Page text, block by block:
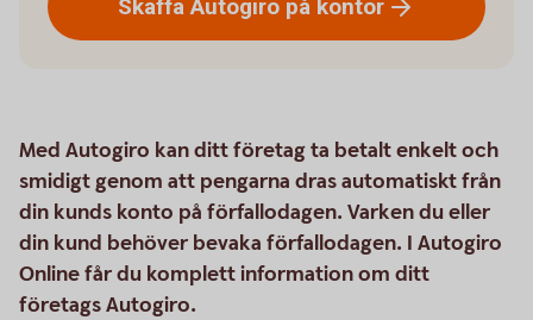
Skaffa Autogiro på kontor
Med Autogiro kan ditt företag ta betalt enkelt och
smidigt genom att pengarna dras automatiskt från
din kunds konto på förfallodagen. Varken du eller
din kund behöver bevaka förfallodagen. I Autogiro
Online får du komplett information om ditt
företags Autogiro.